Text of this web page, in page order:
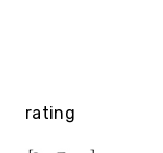
rating